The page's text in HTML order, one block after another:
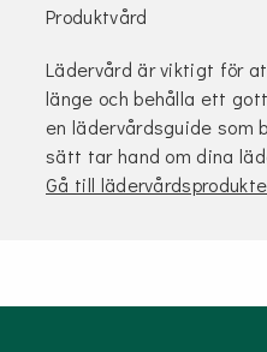
Produktvård
Lädervård är viktigt för
länge och behålla ett
en lädervårdsguide som
sätt tar hand om dina
Gå till